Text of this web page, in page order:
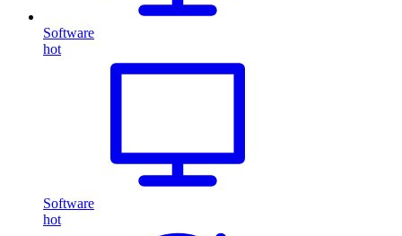
Software
hot
Software
hot